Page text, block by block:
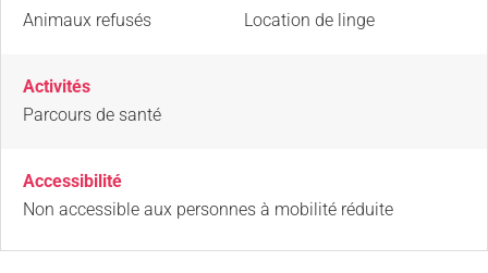
Animaux refusés
Location de linge
Activités
Parcours de santé
Accessibilité
Non accessible aux personnes à mobilité réduite